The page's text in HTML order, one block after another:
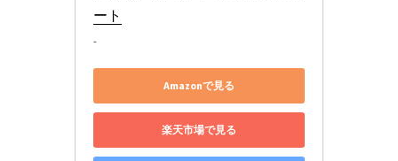
ート
-
Amazonで見る
楽天市場で見る